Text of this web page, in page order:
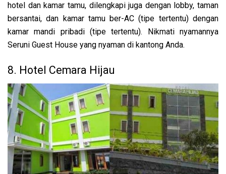
hotel dan kamar tamu, dilengkapi juga dengan lobby, taman
bersantai, dan kamar tamu ber-AC (tipe tertentu) dengan
kamar mandi pribadi (tipe tertentu). Nikmati nyamannya
Seruni Guest House yang nyaman di kantong Anda.
8. Hotel Cemara Hijau